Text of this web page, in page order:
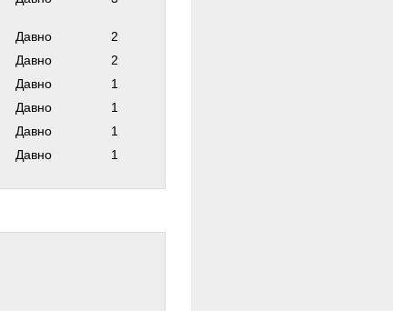
Давно
2
Давно
2
Давно
1
Давно
1
Давно
1
Давно 1